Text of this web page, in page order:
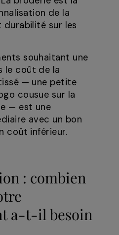
de la
durabilité sur les
souhaitant une
le coût de la
— une petite
cousue sur la
— est une
avec un bon
coût inférieur.
: combien
a-t-il besoin